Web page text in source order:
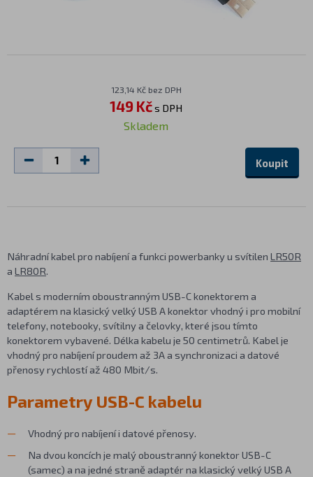
123,14 Kč bez DPH
149 Kčs DPH
Skladem
Koupit
Náhradní kabel pro nabíjení a funkci powerbanky u svítilen LR50R
a LR80R.
Kabel s moderním oboustranným USB-C konektorem a
adaptérem na klasický velký USB A konektor vhodný i pro mobilní
telefony, notebooky, svítilny a čelovky, které jsou tímto
konektorem vybavené. Délka kabelu je 50 centimetrů. Kabel je
vhodný pro nabíjení proudem až 3A a synchronizaci a datové
přenosy rychlostí až 480 Mbit/s.
Parametry USB-C kabelu
Vhodný pro nabíjení i datové přenosy.
Na dvou koncích je malý oboustranný konektor USB-C
(samec) a na jedné straně adaptér na klasický velký USB A